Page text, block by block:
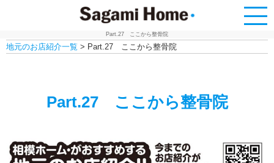
Part.27 ここから整骨院
HOME
相模ホーム・のこだわり
地元のお店紹介一覧 > Part.27 ここから整骨院
Part.27 ここから整骨院